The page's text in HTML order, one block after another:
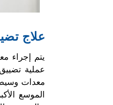
علاج
يتم إجراء
عملية
معدات
الموسع